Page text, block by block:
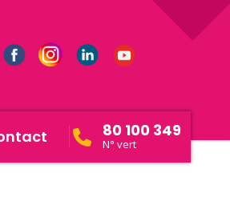
80 100 349
N° vert